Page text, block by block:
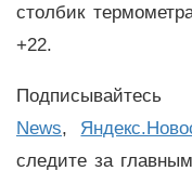
столбик
+22.
News,
следите за